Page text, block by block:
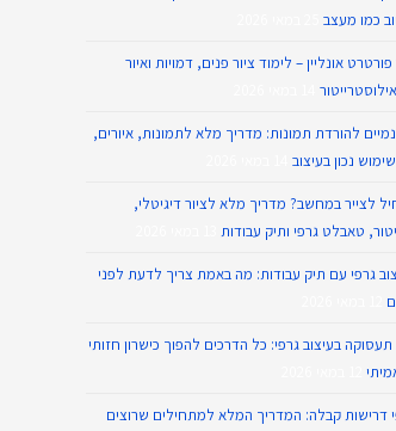
כמו מעצב
אונליין – לימוד ציור פנים, דמויות ואיור
להורדת תמונות: מדריך מלא לתמונות, איורים,
נכון בעיצוב
לצייר במחשב? מדריך מלא לציור דיגיטלי,
טאבלט גרפי ותיק עבודות
גרפי עם תיק עבודות: מה באמת צריך לדעת לפני
בעיצוב גרפי: כל הדרכים להפוך כישרון חזותי
דרישות קבלה: המדריך המלא למתחילים שרוצים